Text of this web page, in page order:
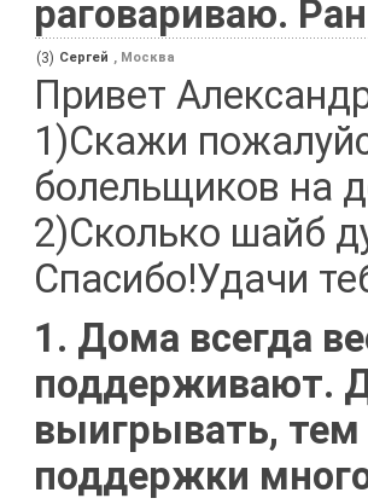
раговариваю.
(3) Сергей , Москва
Привет
1)Скажи
болельщиков на
2)Сколько шайб
Спасибо!Удачи
1. Дома всегда
поддерживают.
выигрывать,
поддержки